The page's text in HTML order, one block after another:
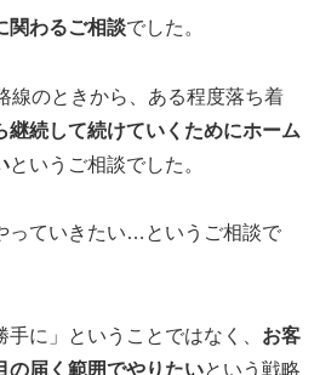
関わるご相談でした。
線のときから、ある程度落ち着
継続して続けていくためにホーム
というご相談でした。
っていきたい…というご相談で
に」ということではなく、 お客
の届く範囲でやりたいという戦略